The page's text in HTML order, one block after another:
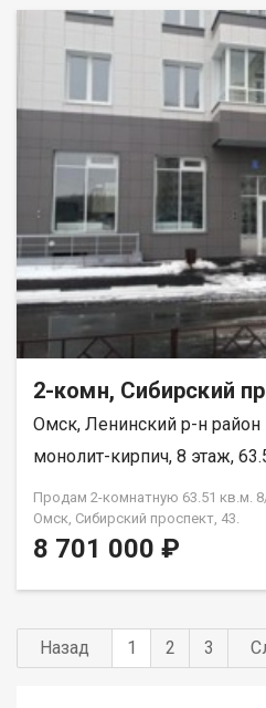
2-комн, Сибирский
Омск, Ленинский р-н район
монолит-кирпич, 8 этаж,
Продам 2-комнатную 63.51 кв.м.
Омск, Сибирский проспект, 43.
8 701 000 ₽
Назад 1 2 3